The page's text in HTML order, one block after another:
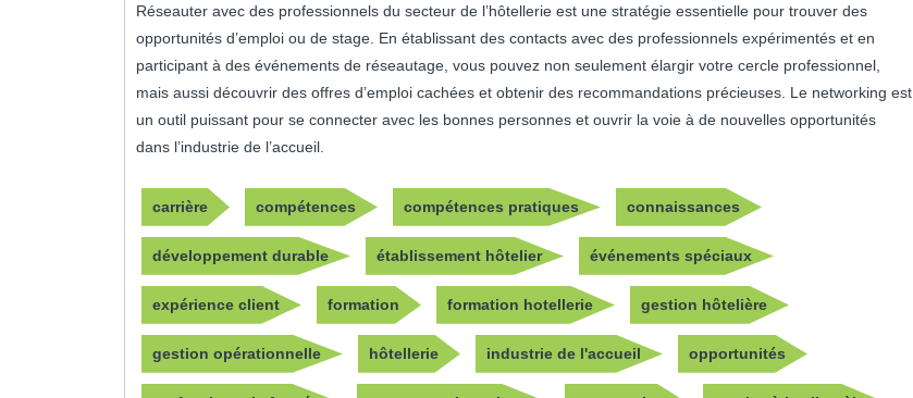
Réseauter avec des professionnels du secteur de l’hôtellerie est une stratégie essentielle pour trouver des
opportunités d’emploi ou de stage. En établissant des contacts avec des professionnels expérimentés et en
participant à des événements de réseautage, vous pouvez non seulement élargir votre cercle professionnel,
mais aussi découvrir des offres d’emploi cachées et obtenir des recommandations précieuses. Le networking est
un outil puissant pour se connecter avec les bonnes personnes et ouvrir la voie à de nouvelles opportunités
dans l’industrie de l’accueil.
carrière compétences compétences pratiques connaissances
développement durable établissement hôtelier événements spéciaux
expérience client formation formation hotellerie gestion hôtelière
gestion opérationnelle hôtellerie industrie de l'accueil opportunités